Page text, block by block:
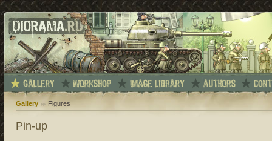
Gallery Figures
Pin-up